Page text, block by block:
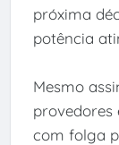
próxima
potência
Mesmo
provedores
com folga